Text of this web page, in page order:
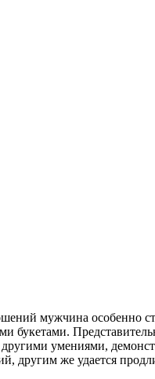
мужчина особенно
букетами.
умениями,
другим же удается